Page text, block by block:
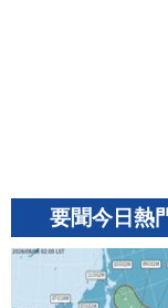
要聞今日熱